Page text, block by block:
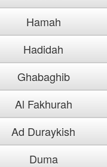
Hamah
Hadidah
Ghabaghib
Al Fakhurah
Ad Duraykish
Duma